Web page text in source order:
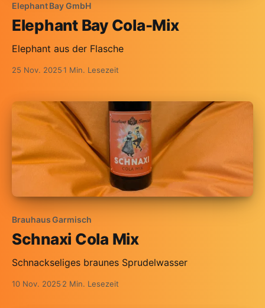
Elephant Bay GmbH
Elephant Bay Cola-Mix
Elephant aus der Flasche
25 Nov. 20251 Min. Lesezeit
Brauhaus Garmisch
Schnaxi Cola Mix
Schnackseliges braunes Sprudelwasser
10 Nov. 2025 2 Min. Lesezeit